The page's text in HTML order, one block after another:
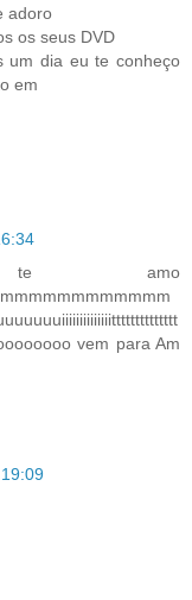
adoro
os seus DVD
um dia eu te conheço
em
amo
vem para Am